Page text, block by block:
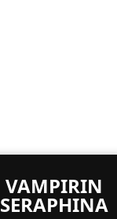
VAMPIRIN
SERAPHINA